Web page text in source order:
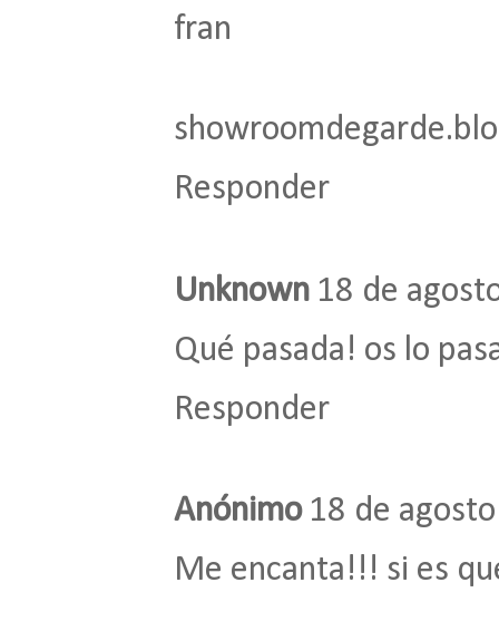
fran
Responder
Unknown 18 de
Qué pasada! os lo
Responder
Anónimo 18 de
Me encanta!!! si es